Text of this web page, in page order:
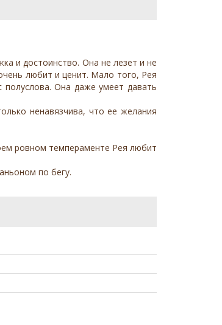
и достоинство. Она не лезет и не
любит и ценит. Мало того, Рея
полуслова. Она даже умеет давать
ненавязчива, что ее желания
ровном темпераменте Рея любит
по бегу.